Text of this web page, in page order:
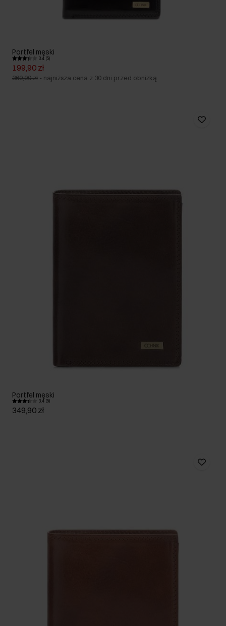
Portfel męski
3.4 (5)
199,90 zł
369,90 zł - najniższa cena z 30 dni przed obniżką
Portfel męski
3.4 (5)
349,90 zł